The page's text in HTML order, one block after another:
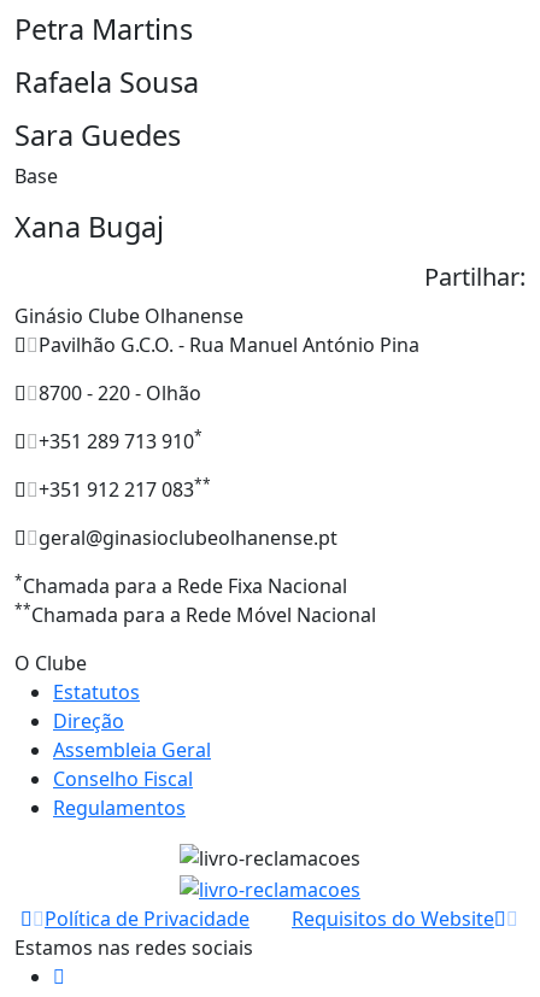
Petra Martins
Rafaela Sousa
Sara Guedes
Base
Xana Bugaj
Partilhar:
Ginásio Clube Olhanense
Pavilhão G.C.O. - Rua Manuel António Pina
8700 - 220 - Olhão
+351 289 713 910*
+351 912 217 083**
geral@ginasioclubeolhanense.pt
*Chamada para a Rede Fixa Nacional
**Chamada para a Rede Móvel Nacional
O Clube
Estatutos
Direção
Assembleia Geral
Conselho Fiscal
Regulamentos
Política de Privacidade
Requisitos do Website
Estamos nas redes sociais